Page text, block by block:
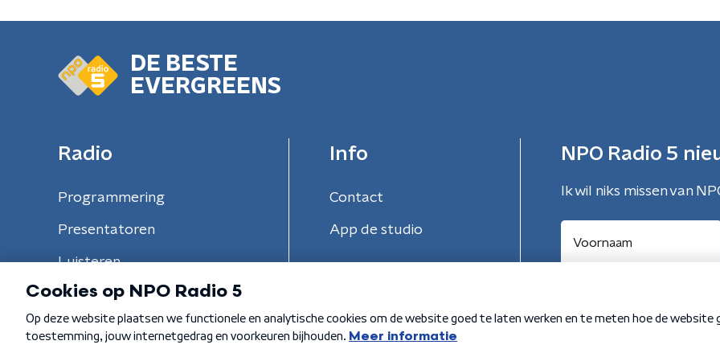
DE BESTE
EVERGREENS
Radio
Programmering
Presentatoren
Luisteren
Info
Contact
App de studio
NPO Radio 5
Ik wil niks missen van
Algemene voorwaarden Privacybeleid